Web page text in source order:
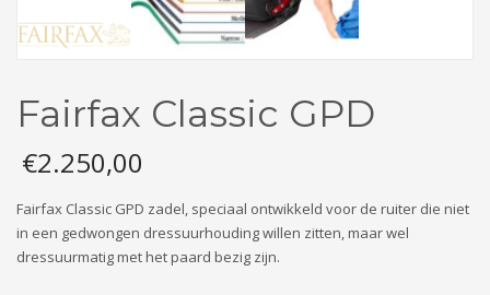
Fairfax Classic GPD
€2.250,00
Fairfax Classic GPD zadel, speciaal ontwikkeld voor de ruiter die niet
in een gedwongen dressuurhouding willen zitten, maar wel
dressuurmatig met het paard bezig zijn.